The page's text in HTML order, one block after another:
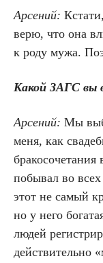
Арсений:
верю, что она
к роду мужа.
Какой ЗАГС вы
Арсений: Мы
меня, как
бракосочетания
побывал во
этот не самый
но у него
людей
действительно